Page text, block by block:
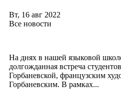
Вт, 16 авг 2022
Все новости
На днях в нашей языковой
долгожданная встреча
Горбаневской, французским
Горбаневским. В рамках...